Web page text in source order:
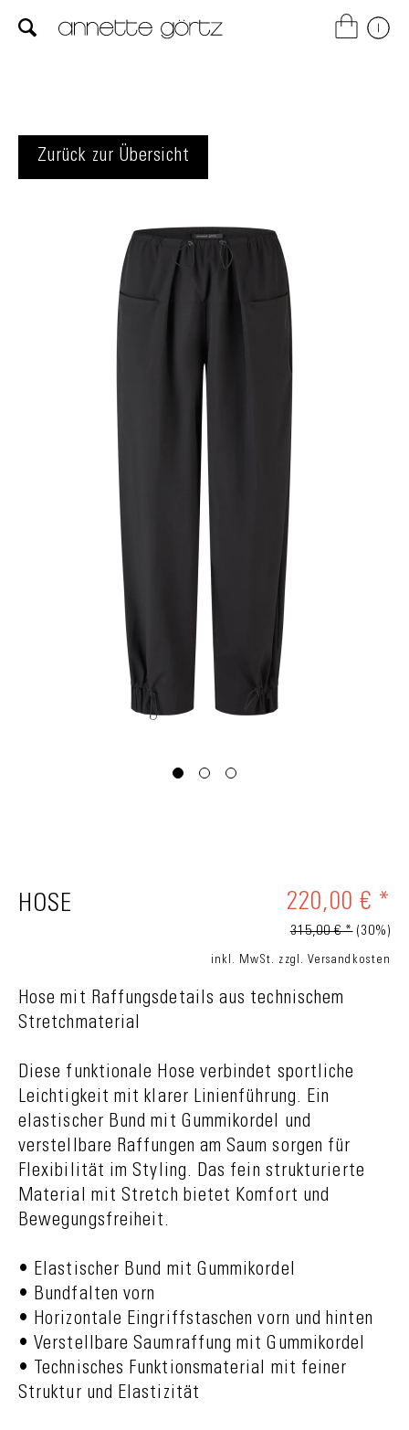
Zurück zur Übersicht
HOSE 220,00 € *
315,00 € * (30%)
inkl. MwSt. zzgl. Versandkosten
Hose mit Raffungsdetails aus technischem
Stretchmaterial
Diese funktionale Hose verbindet sportliche
Leichtigkeit mit klarer Linienführung. Ein
elastischer Bund mit Gummikordel und
verstellbare Raffungen am Saum sorgen für
Flexibilität im Styling. Das fein strukturierte
Material mit Stretch bietet Komfort und
Bewegungsfreiheit.
• Elastischer Bund mit Gummikordel
• Bundfalten vorn
• Horizontale Eingriffstaschen vorn und hinten
• Verstellbare Saumraffung mit Gummikordel
• Technisches Funktionsmaterial mit feiner
Struktur und Elastizität